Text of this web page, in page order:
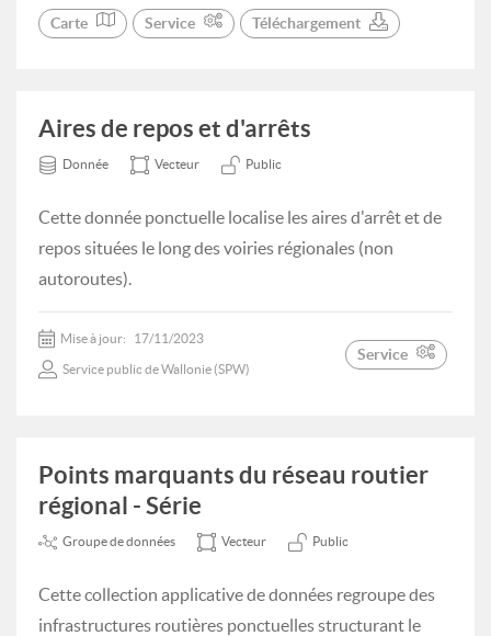
Carte Service Téléchargement
Aires de repos et d'arrêts
Donnée Vecteur Public
Cette donnée ponctuelle localise les aires d'arrêt et de
repos situées le long des voiries régionales (non
autoroutes).
Mise à jour: 17/11/2023
Service public de Wallonie (SPW)
Service
Points marquants du réseau routier
régional - Série
Groupe de données Vecteur Public
Cette collection applicative de données regroupe des
infrastructures routières ponctuelles structurant le